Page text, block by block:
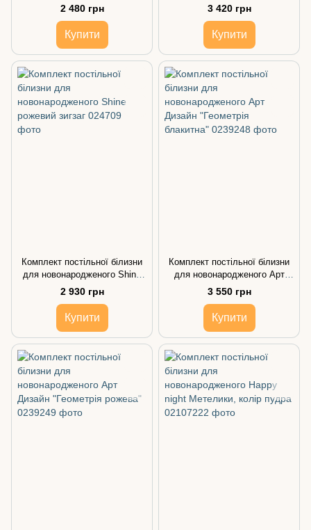
драбині з бортиком косичкою
2 480 грн
Купити
Райдужний єдиноріг + кокон,
колір м'ятний
3 420 грн
Купити
Комплект постільної білизни
для новонародженого Shine
рожевий зигзаг
2 930 грн
Купити
Комплект постільної білизни
для новонародженого Арт
Дизайн "Геометрія блакитна"
3 550 грн
Купити